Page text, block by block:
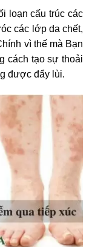
loạn cấu trúc các
các lớp da chết,
vì thế mà Bạn
cách tạo sự thoải
được đẩy lùi.